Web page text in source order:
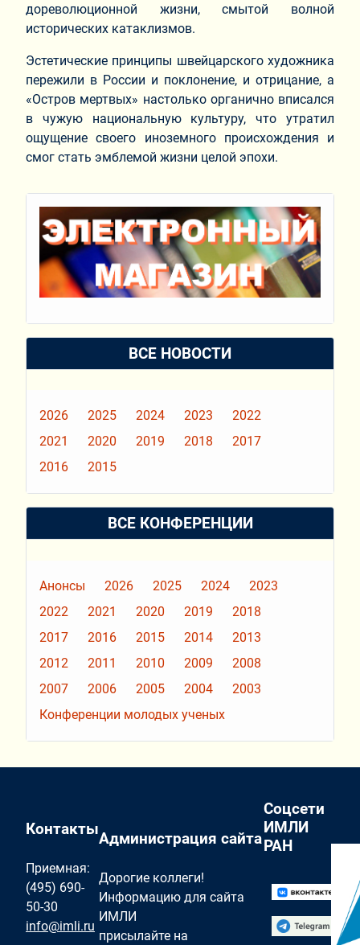
дореволюционной жизни, смытой волной
исторических катаклизмов.
Эстетические принципы швейцарского художника
пережили в России и поклонение, и отрицание, а
«Остров мертвых» настолько органично вписался
в чужую национальную культуру, что утратил
ощущение своего иноземного происхождения и
смог стать эмблемой жизни целой эпохи.
ВСЕ НОВОСТИ
2026 2025 2024 2023
2022
2021
2020 2019 2018
2017
2016
2015
ВСЕ КОНФЕРЕНЦИИ
Анонсы 2026 2025 2024
2023
2022
2021 2020 2019
2018
2017
2016 2015 2014
2013
2012
2011 2010 2009
2008
2007
2006 2005 2004
2003
Конференции молодых ученых
Контакты
Приемная:
(495) 690-
50-30
info@imli.ru
Администрация сайта
Дорогие коллеги!
Информацию для сайта
ИМЛИ
присылайте на
Соцсети
ИМЛИ
РАН